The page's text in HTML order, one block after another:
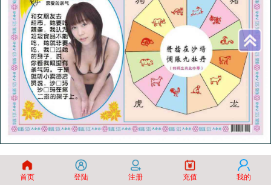
首页 登陆 注册 充值 我的